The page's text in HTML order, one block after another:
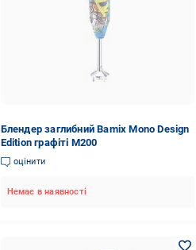
Блендер заглибний Bamix Мono Design
Edition графіті M200
оцінити
Немає в наявності